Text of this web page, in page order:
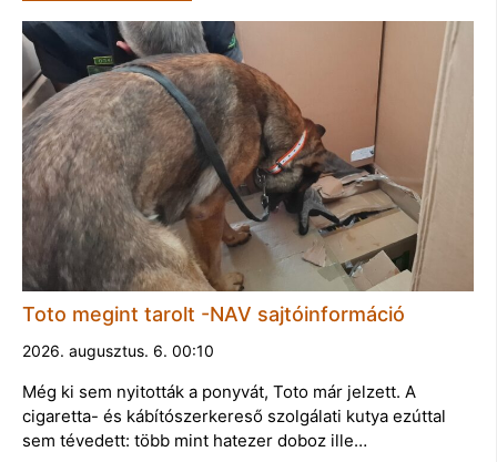
Toto megint tarolt -NAV sajtóinformáció
2026. augusztus. 6. 00:10
Még ki sem nyitották a ponyvát, Toto már jelzett. A
cigaretta- és kábítószerkereső szolgálati kutya ezúttal
sem tévedett: több mint hatezer doboz ille…